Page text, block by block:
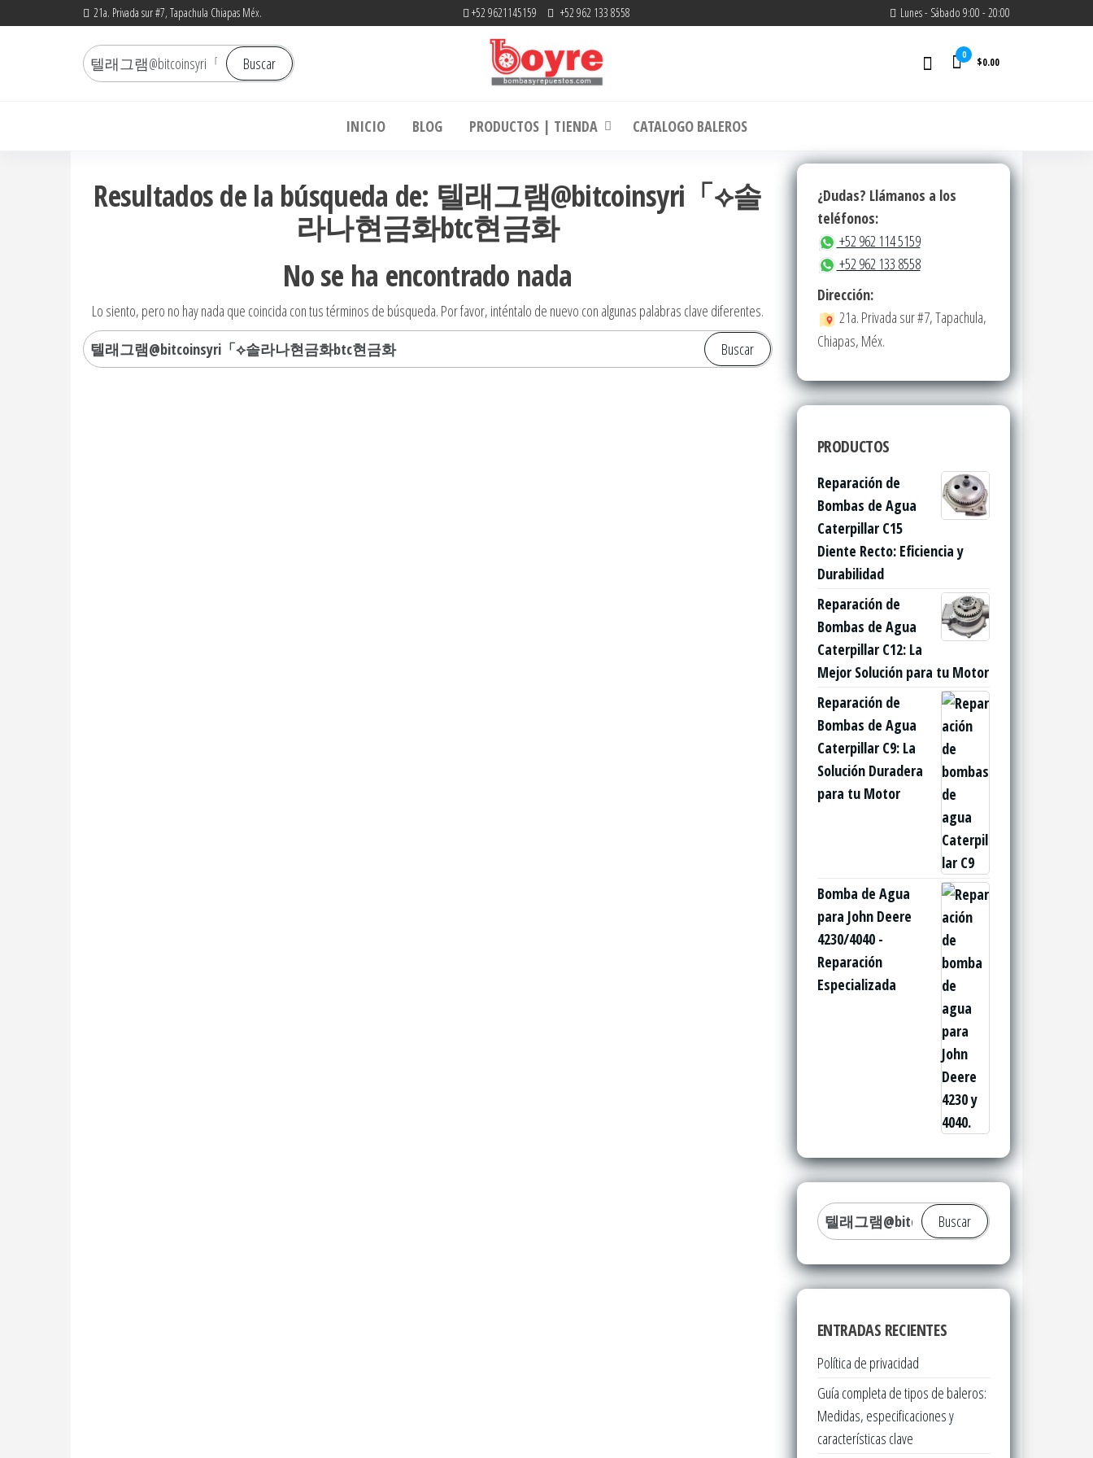
21a. Privada sur #7, Tapachula Chiapas Méx. +52 9621145159 +52 962 133 8558 Lunes - Sábado 9:00 - 20:00
Buscar
por:
Buscar 0
$0.00
INICIO BLOG PRODUCTOS | TIENDA CATALOGO BALEROS
Resultados de la búsqueda de: 텔래그램@bitcoinsyri「⟡솔
라나현금화btc현금화
No se ha encontrado nada
Lo siento, pero no hay nada que coincida con tus términos de búsqueda. Por favor, inténtalo de nuevo con algunas palabras clave diferentes.
¿Dudas? Llámanos a los
teléfonos:
+52 962 114 5159
+52 962 133 8558
Dirección:
21a. Privada sur #7, Tapachula,
Chiapas, Méx.
PRODUCTOS
Reparación de
Bombas de Agua
Caterpillar C15
Diente Recto: Eficiencia y
Durabilidad
Reparación de
Bombas de Agua
Caterpillar C12: La
Mejor Solución para tu Motor
Reparación de
Bombas de Agua
Caterpillar C9: La
Solución Duradera
para tu Motor
Bomba de Agua
para John Deere
4230/4040 -
Reparación
Especializada
Buscar:
ENTRADAS RECIENTES
Política de privacidad
Guía completa de tipos de baleros:
Medidas, especificaciones y
características clave